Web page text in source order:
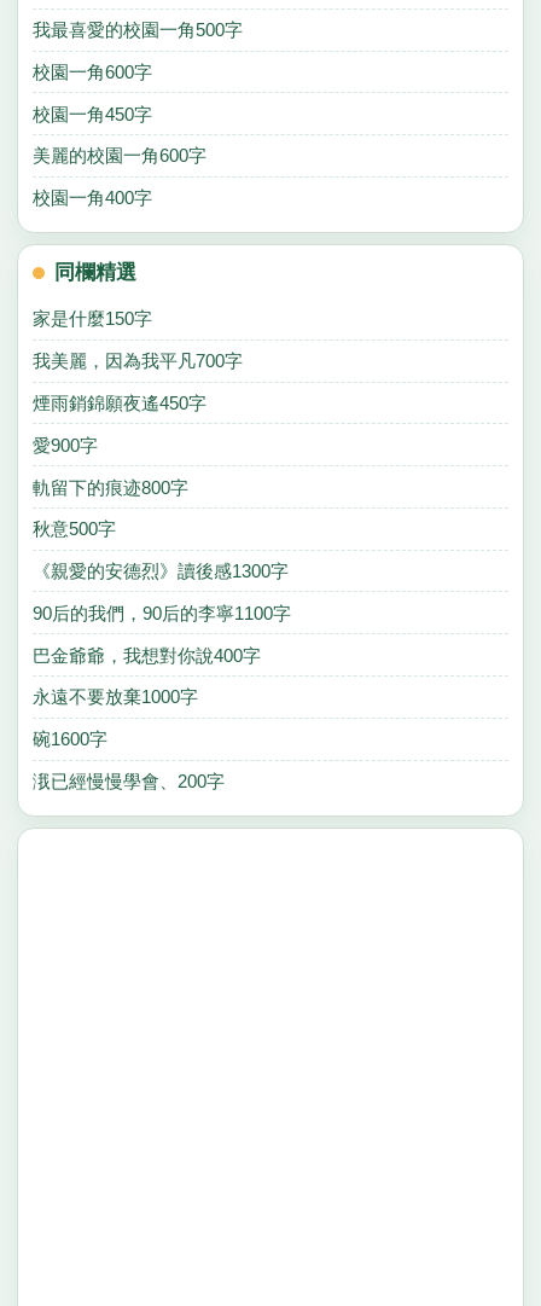
我最喜愛的校園一角500字
校園一角600字
校園一角450字
美麗的校園一角600字
校園一角400字
同欄精選
家是什麼150字
我美麗，因為我平凡700字
煙雨銷錦願夜遙450字
愛900字
軌留下的痕迹800字
秋意500字
《親愛的安德烈》讀後感1300字
90后的我們，90后的李寧1100字
巴金爺爺，我想對你說400字
永遠不要放棄1000字
碗1600字
涐已經慢慢學會、200字